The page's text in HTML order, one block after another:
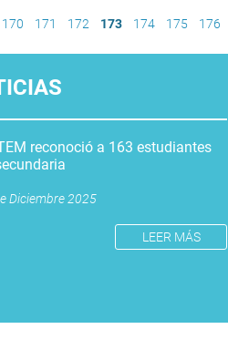
170 171 172 173 174 175 176
reconoció a 163 estudiantes
Diciembre 2025
LEER MÁS